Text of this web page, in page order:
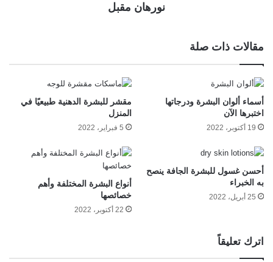
نورهان مقبل
مقالات ذات صلة
أسماء ألوان البشرة ودرجاتها
اختبرها الآن
19 أكتوبر، 2022
مقشر للبشرة الدهنية طبيعيًا في
المنزل
5 فبراير، 2022
أحسن غسول للبشرة الجافة ينصح
به الخبراء
25 أبريل، 2022
أنواع البشرة المختلفة وأهم
خصائصها
22 أكتوبر، 2022
اترك تعليقاً